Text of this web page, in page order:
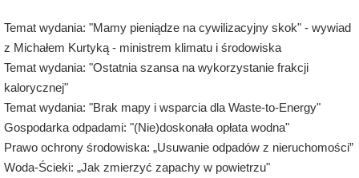
Temat wydania: "Mamy pieniądze na cywilizacyjny skok" - wywiad
z Michałem Kurtyką - ministrem klimatu i środowiska
Temat wydania: "Ostatnia szansa na wykorzystanie frakcji
kalorycznej"
Temat wydania: "Brak mapy i wsparcia dla Waste-to-Energy"
Gospodarka odpadami: "(Nie)doskonała opłata wodna"
Prawo ochrony środowiska: „Usuwanie odpadów z nieruchomości”
Woda-Ścieki: „Jak zmierzyć zapachy w powietrzu"